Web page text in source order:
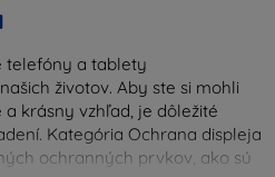
telefóny a tablety
životov. Aby ste si mohli
krásny vzhľad, je dôležité
Kategória Ochrana displeja
ochranných prvkov, ako sú